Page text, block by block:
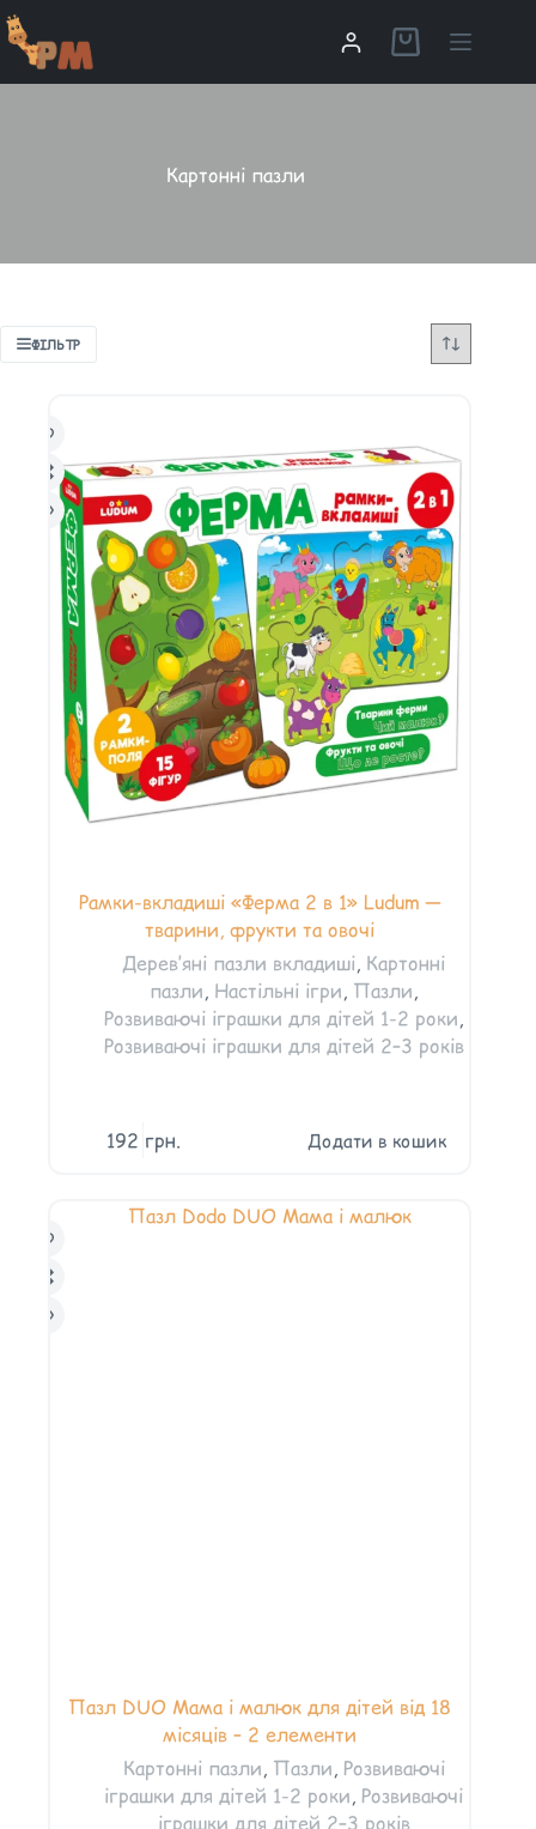
Картонні пазли
ФІЛЬТР
Рамки-вкладиші «Ферма 2 в 1» Ludum —
тварини, фрукти та овочі
Дерев’яні пазли вкладиші, Картонні
пазли, Настільні ігри, Пазли,
Розвиваючі іграшки для дітей 1-2 роки,
Розвиваючі іграшки для дітей 2–3 років
192 грн. Додати в кошик
Пазл DUO Мама і малюк для дітей від 18
місяців – 2 елементи
Картонні пазли, Пазли, Розвиваючі
іграшки для дітей 1-2 роки, Розвиваючі
іграшки для дітей 2–3 років